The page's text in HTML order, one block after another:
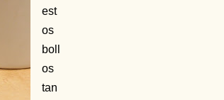
est
os
boll
os
tan